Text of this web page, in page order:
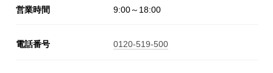
営業時間 9:00～18:00
電話番号 0120-519-500